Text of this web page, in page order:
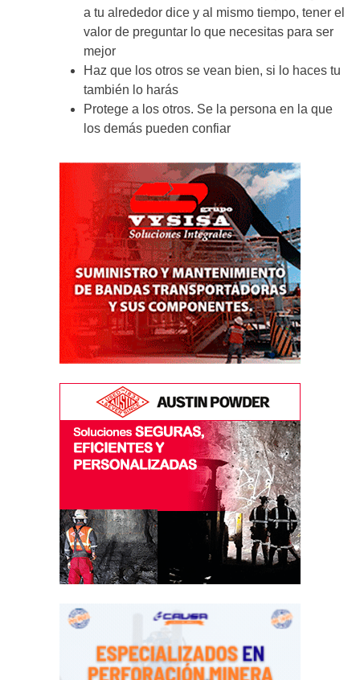
a tu alrededor dice y al mismo tiempo, tener el
valor de preguntar lo que necesitas para ser
mejor
Haz que los otros se vean bien, si lo haces tu
también lo harás
Protege a los otros. Se la persona en la que
los demás pueden confiar